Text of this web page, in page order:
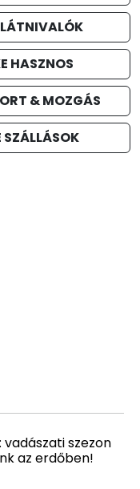
HASZNOS
& MOZGÁS
SZÁLLÁSOK
vadászati szezon
az erdőben!